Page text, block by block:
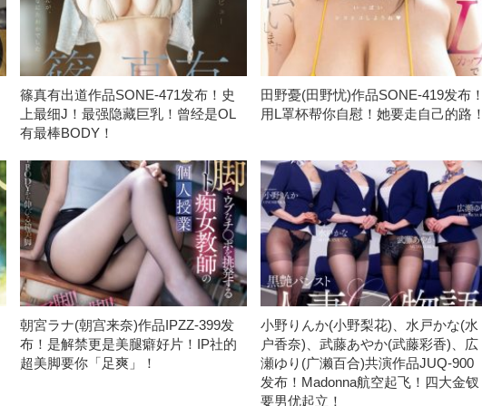
篠真有出道作品SONE-471发布！史
上最细J！最强隐藏巨乳！曾经是OL
有最棒BODY！
田野憂(田野忧)作品SONE-419发布
用L罩杯帮你自慰！她要走自己的路
朝宮ラナ(朝宫来奈)作品IPZZ-399发
布！是解禁更是美腿癖好片！IP社的
超美脚要你「足爽」！
小野りんか(小野梨花)、水戸かな(水
户香奈)、武藤あやか(武藤彩香)、広
瀬ゆり(广濑百合)共演作品JUQ-900
发布！Madonna航空起飞！四大金钗
要男优起立！